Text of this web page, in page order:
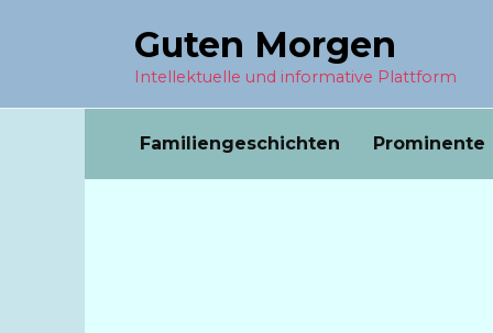
Guten Morgen
Intellektuelle und informative Plattform
Familiengeschichten Prominente